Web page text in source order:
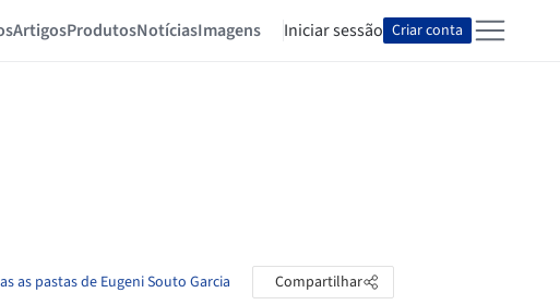
ArtigosProdutosNotíciasImagens Iniciar sessão Criar conta
as pastas de Eugeni Souto Garcia Compartilhar